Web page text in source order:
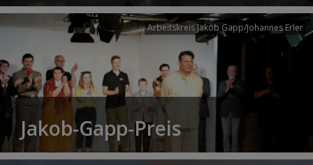
Arbeitskreis Jakob Gapp/Johannes Erler
Jakob-Gapp-Preis